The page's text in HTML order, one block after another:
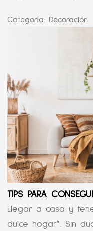
Categoría: Decoración
TIPS PARA
Llegar a casa y
dulce hogar”. Sin